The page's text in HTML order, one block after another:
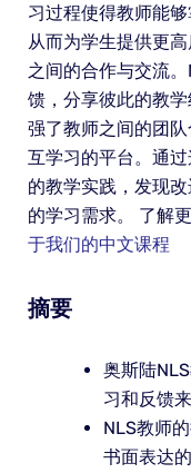
习过程使得教师能
从而为学生提供更
之间的合作与交流
馈，分享彼此的教
强了教师之间的团
互学习的平台。通
的教学实践，发现
的学习需求。 了解
于我们的中文课程
摘要
奥斯陆
习和反馈
NLS教师
书面表达的